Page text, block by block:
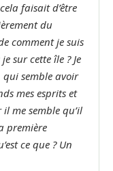
faisait d’être
du
comment je suis
sur cette île ? Je
qui semble avoir
mes esprits et
me semble qu’il
première
ce que ? Un